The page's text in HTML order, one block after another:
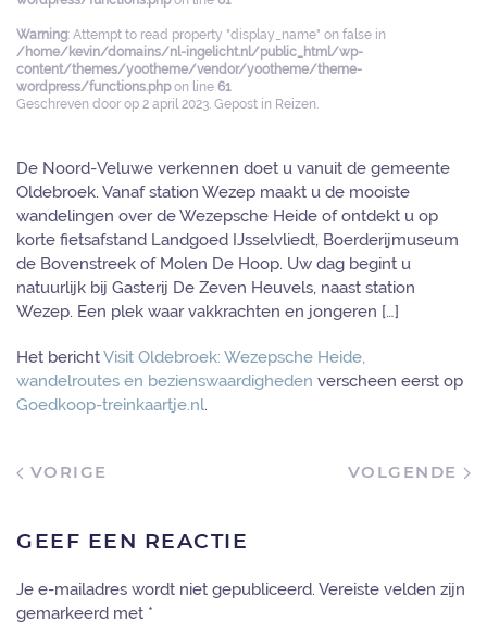
Warning: Attempt to read property "display_name" on false in
/home/kevin/domains/nl-ingelicht.nl/public_html/wp-
content/themes/yootheme/vendor/yootheme/theme-
wordpress/functions.phpon line 61
Geschreven door op 2 april 2023. Gepost in Reizen.
De Noord-Veluwe verkennen doet u vanuit de gemeente
Oldebroek. Vanaf station Wezep maakt u de mooiste
wandelingen over de Wezepsche Heide of ontdekt u op
korte fietsafstand Landgoed IJsselvliedt, Boerderijmuseum
de Bovenstreek of Molen De Hoop. Uw dag begint u
natuurlijk bij Gasterij De Zeven Heuvels, naast station
Wezep. Een plek waar vakkrachten en jongeren […]
Het berichtVisit Oldebroek: Wezepsche Heide,
wandelroutes en bezienswaardigheden verscheen eerst op
Goedkoop-treinkaartje.nl.
VORIGE VOLGENDE
GEEF EEN REACTIE
Je e-mailadres wordt niet gepubliceerd. Vereiste velden zijn
gemarkeerd met *